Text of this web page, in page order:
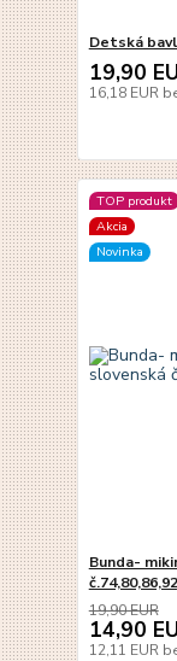
Detská
19,90
16,18 EUR
TOP produkt
Akcia
Novinka
Bunda-
19,90 EUR
14,90
12,11 EUR